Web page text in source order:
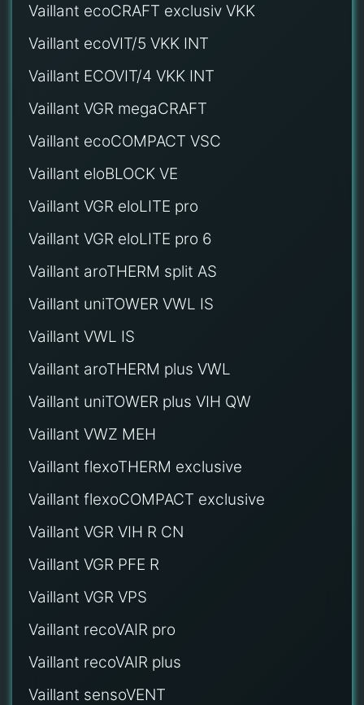
Vaillant ecoCRAFT exclusiv VKK
Vaillant ecoVIT/5 VKK INT
Vaillant ECOVIT/4 VKK INT
Vaillant VGR megaCRAFT
Vaillant ecoCOMPACT VSC
Vaillant eloBLOCK VE
Vaillant VGR eloLITE pro
Vaillant VGR eloLITE pro 6
Vaillant aroTHERM split AS
Vaillant uniTOWER VWL IS
Vaillant VWL IS
Vaillant aroTHERM plus VWL
Vaillant uniTOWER plus VIH QW
Vaillant VWZ MEH
Vaillant flexoTHERM exclusive
Vaillant flexoCOMPACT exclusive
Vaillant VGR VIH R CN
Vaillant VGR PFE R
Vaillant VGR VPS
Vaillant recoVAIR pro
Vaillant recoVAIR plus
Vaillant sensoVENT